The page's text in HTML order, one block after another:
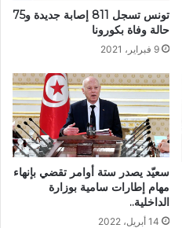
تونس تسجل 811 إصابة جديدة و75
حالة وفاة بكورونا
9 فبراير، 2021
سعيّد يصدر ستة أوامر تقضي بإنهاء
مهام إطارات سامية بوزارة
الداخلية..
14 أبريل، 2022